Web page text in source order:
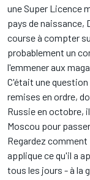
une Super Licence
pays de naissance,
course à compter
probablement un
l'emmener aux
C'était une
remises en ordre,
Russie en octobre,
Moscou pour
Regardez
applique ce qu'il a
tous les jours - à la